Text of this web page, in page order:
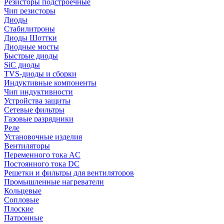
Резисторы подстроечные
Чип резисторы
Диоды
Стабилитроны
Диоды Шоттки
Диодные мосты
Быстрые диоды
SiC диоды
TVS-диоды и сборки
Индуктивные компоненты
Чип индуктивности
Устройства защиты
Сетевые фильтры
Газовые разрядники
Реле
Установочные изделия
Вентиляторы
Переменного тока AC
Постоянного тока DC
Решетки и фильтры для вентиляторов
Промышленные нагреватели
Кольцевые
Сопловые
Плоские
Патронные